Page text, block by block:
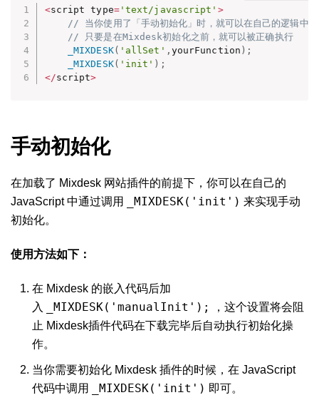
<script type='text/javascript' >
// 当你使用了「手动初始化」时，就可以在自己的逻辑
// 只要是在Mixdesk初始化之前，就可以被正确执行
_MIXDESK( 'allSet' , yourFunction ) ;
_MIXDESK( 'init' ) ;
</script>
手动初始化
在加载了 Mixdesk 网站插件的前提下，你可以在自己的
JavaScript 中通过调用
_MIXDESK('init') 来实现手动
初始化。
使用方法如下：
在 Mixdesk 的嵌入代码后加
入
_MIXDESK('manualInit');
，这个设置将会阻
止 Mixdesk插件代码在下载完毕后自动执行初始化操
作。
当你需要初始化 Mixdesk 插件的时候，在 JavaScript
代码中调用
_MIXDESK('init') 即可。